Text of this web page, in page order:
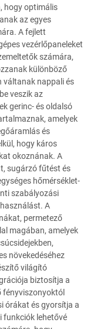
hogy optimális
az egyes
A fejlett
vezérlőpaneleket
számára,
különböző
váltanak nappali és
veszik az
gerinc- és oldalsó
amelyek
és
hogy káros
okoznának. A
sugárzó fűtést és
hőmérséklet-
szabályozási
A
permetező
magában, amelyek
növekedéséhez
világító
biztosítja a
fényviszonyoktól
órákat és gyorsítja a
funkciók lehetővé